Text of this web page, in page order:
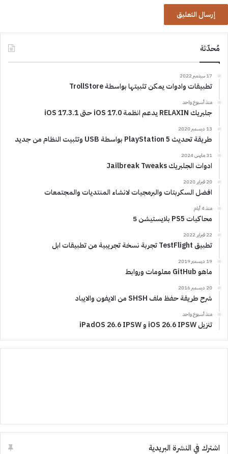
مُحدّثة
17 سبتمبر 2022
تطبيقات وادوات يمكن تثبيتها بواسطة TrollStore
منذ أسبوع واحد
جلبريك RELAXIN يدعم انظمة iOS 17.0 حتى iOS 17.3.1
13 ديسمبر 2020
طريقة تحديث PlayStation 5 بواسطة USB وتثبيت النظام من جديد
31 مارس 2024
ادوات الجلبريك Jailbreak Tweaks
20 فبراير 2020
افضل السكربتات والبرمجيات لانشاء المنتديات والمجتمعات
منذ 4 أيام
محاكيات PS5 بلايستيشن 5
22 فبراير 2022
تطبيق TestFlight تجربة نسخة تجريبية من تطبيقات ابل
19 ديسمبر 2019
ماهو GitHub معلومات وروابط
20 ديسمبر 2016
شرح طريقة حفظ ملف SHSH من الايفون والايباد
منذ أسبوع واحد
تنزيل iOS 26.6 IPSW و iPadOS 26.6 IPSW
اشترك في النشرة البريدية